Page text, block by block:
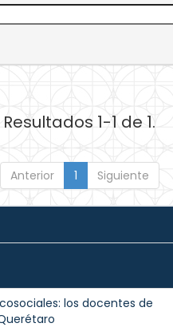
Resultados 1-1 de 1.
Anterior 1 Siguiente
los docentes de